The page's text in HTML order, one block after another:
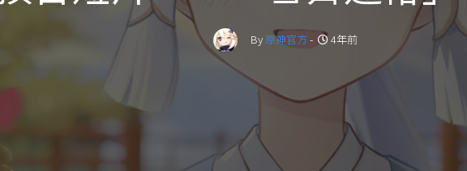
By原神官方- 4年前